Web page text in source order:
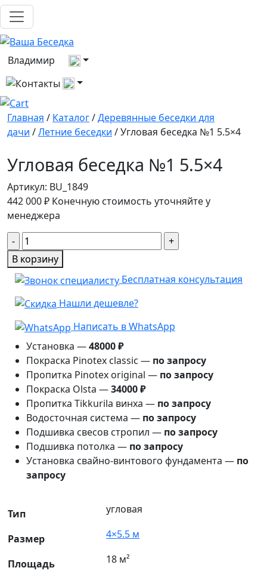
Владимир
Выберите город
Все контакты
Главная / Каталог/Деревянные беседки для
дачи /Летние беседки / Угловая беседка №1 5.5×4
Угловая беседка №1 5.5×4
Артикул: BU_1849
442 000₽ Конечную стоимость уточняйте у
менеджера
Количество
товара
Угловая
беседка
№1
5.5×4
В корзину
Бесплатная консультация
Нашли дешевле?
Написать в WhatsApp
Установка —48000 ₽
Покраска Pinotex classic — по запросу
Пропитка Pinotex original — по запросу
Покраска Olsta —34000 ₽
Пропитка Tikkurila винха — по запросу
Водосточная система — по запросу
Подшивка свесов стропил — по запросу
Подшивка потолка — по запросу
Установка свайно-винтового фундамента — по
запросу
Тип угловая
Размер 4×5.5 м
Площадь 18 м²